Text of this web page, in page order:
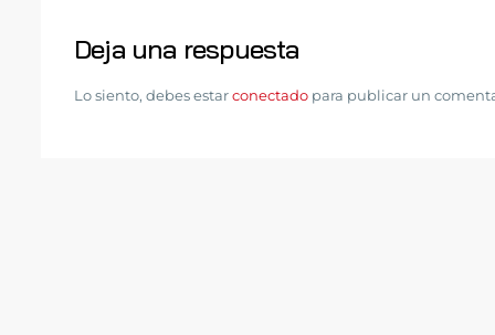
Deja una respuesta
Lo siento, debes estarconectado para publicar un